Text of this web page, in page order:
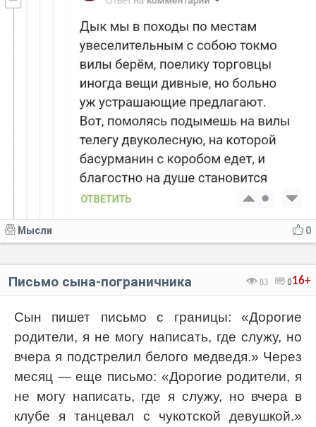
0
Мысли
16+
83 0
Письмо сына-пограничника
Сын пишет письмо с границы: «Дорогие
родители, я не могу написать, где служу, но
вчера я подстрелил белого медведя.» Через
месяц — еще письмо: «Дорогие родители, я
не могу написать, где я служу, но вчера в
клубе я танцевал с чукотской девушкой.»